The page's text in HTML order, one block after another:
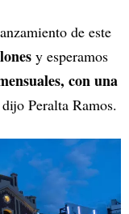
de este
y esperamos
con una
Peralta Ramos.